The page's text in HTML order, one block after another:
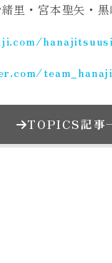
里・宮本聖矢・黒
team_hanaji
TOPICS記事